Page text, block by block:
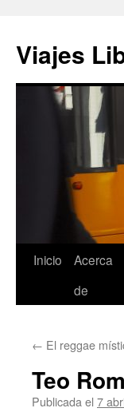
contenido
Viajes
Inicio
Acerca
de
← El reggae
Teo
Publicada el 7